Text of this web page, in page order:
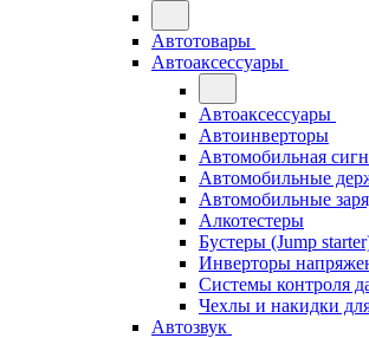
Автотовары
Автоаксессуары
Автоаксессуары
Автоинверторы
Автомобильная
Автомобильные
Автомобильные
Алкотестеры
Бустеры (Jump
Инверторы
Системы контроля
Чехлы и накидки
Автозвук